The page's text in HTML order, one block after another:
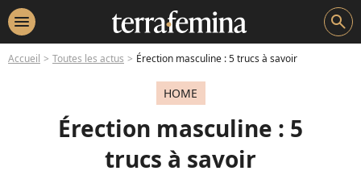
menu search
Accueil Toutes les actus Érection masculine : 5 trucs à savoir
HOME
Érection masculine : 5
trucs à savoir